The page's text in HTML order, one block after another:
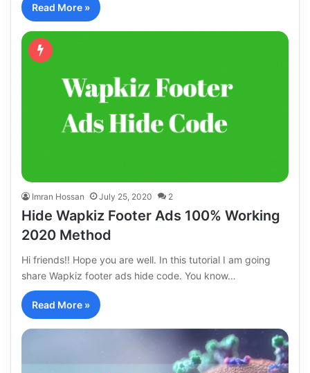
Read More »
Imran Hossan July 25, 2020 2
Hide Wapkiz Footer Ads 100% Working
2020 Method
Hi friends!! Hope you are well. In this tutorial I am going
share Wapkiz footer ads hide code. You know…
Read More »